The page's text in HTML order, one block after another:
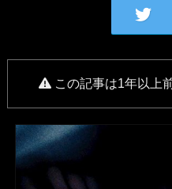
この記事は1年以上